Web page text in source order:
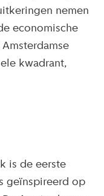
nemen
economische
kwadrant,
is de eerste
geïnspireerd op